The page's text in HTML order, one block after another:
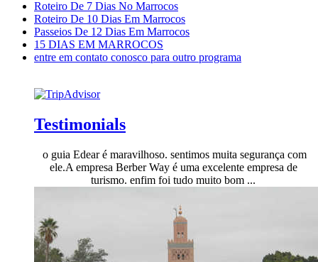
Roteiro De 7 Dias No Marrocos
Roteiro De 10 Dias Em Marrocos
Passeios De 12 Dias Em Marrocos
15 DIAS EM MARROCOS
entre em contato conosco para outro programa
Testimonials
o guia Edear é maravilhoso. sentimos muita segurança com
ele.A empresa Berber Way é uma excelente empresa de
turismo. enfim foi tudo muito bom ...